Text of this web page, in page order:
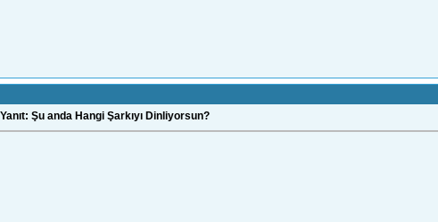
Yanıt: Şu anda Hangi Şarkıyı Dinliyorsun?